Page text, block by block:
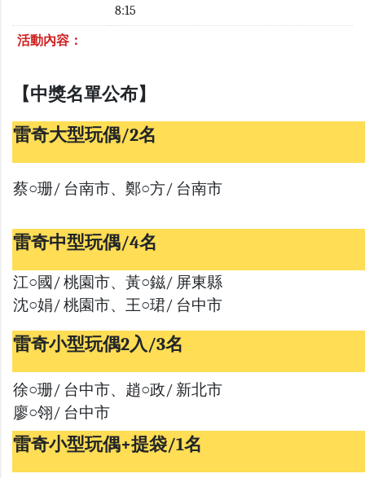
8:15
活動內容：
【中獎名單公布】
雷奇大型玩偶/2名
蔡○珊/ 台南市、鄭○方/ 台南市
雷奇中型玩偶/4名
江○國/ 桃園市、黃○鎡/ 屏東縣
沈○娟/ 桃園市、王○珺/ 台中市
雷奇小型玩偶2入/3名
徐○珊/ 台中市、趙○政/ 新北市
廖○翎/ 台中市
雷奇小型玩偶+提袋/1名